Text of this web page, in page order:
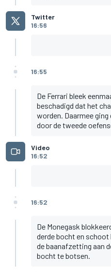
Twitter
16:56
16:55
De Ferrari bleek
beschadigd dat het
worden. Daarmee
door de tweede
Video
16:52
16:52
De Monegask
derde bocht en schoot
de baanafzetting aan
bocht te botsen.